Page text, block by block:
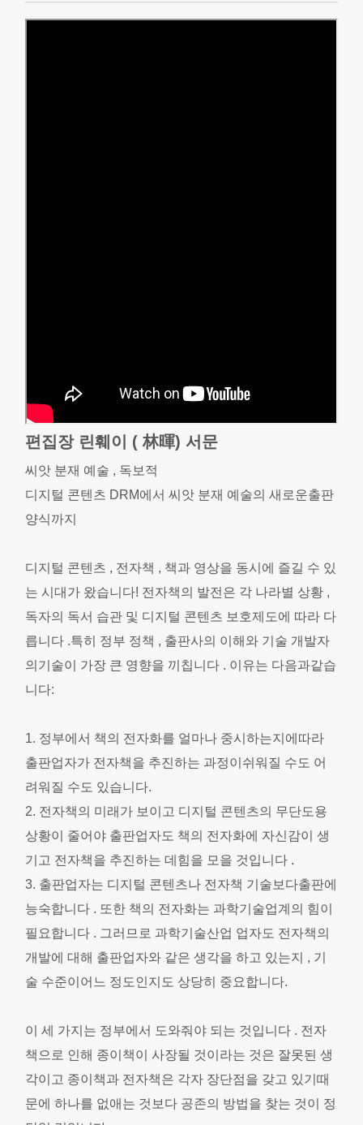
편집장 린훼이 ( 林暉) 서문
씨앗 분재 예술 , 독보적
디지털 콘텐츠 DRM에서 씨앗 분재 예술의 새로운출판
양식까지
디지털 콘텐츠 , 전자책 , 책과 영상을 동시에 즐길 수 있
는 시대가 왔습니다! 전자책의 발전은 각 나라별 상황 ,
독자의 독서 습관 및 디지털 콘텐츠 보호제도에 따라 다
릅니다 .특히 정부 정책 , 출판사의 이해와 기술 개발자
의기술이 가장 큰 영향을 끼칩니다 . 이유는 다음과같습
니다:
1. 정부에서 책의 전자화를 얼마나 중시하는지에따라
출판업자가 전자책을 추진하는 과정이쉬워질 수도 어
려워질 수도 있습니다.
2. 전자책의 미래가 보이고 디지털 콘텐츠의 무단도용
상황이 줄어야 출판업자도 책의 전자화에 자신감이 생
기고 전자책을 추진하는 데힘을 모을 것입니다 .
3. 출판업자는 디지털 콘텐츠나 전자책 기술보다출판에
능숙합니다 . 또한 책의 전자화는 과학기술업계의 힘이
필요합니다 . 그러므로 과학기술산업 업자도 전자책의
개발에 대해 출판업자와 같은 생각을 하고 있는지 , 기
술 수준이어느 정도인지도 상당히 중요합니다.
이 세 가지는 정부에서 도와줘야 되는 것입니다 . 전자
책으로 인해 종이책이 사장될 것이라는 것은 잘못된 생
각이고 종이책과 전자책은 각자 장단점을 갖고 있기때
문에 하나를 없애는 것보다 공존의 방법을 찾는 것이 정